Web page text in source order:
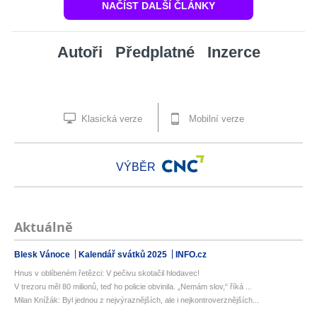
NAČÍST DALŠÍ ČLÁNKY
Autoři Předplatné Inzerce
Klasická verze Mobilní verze
VÝBĚR
Aktuálně
Blesk Vánoce Kalendář svátků 2025 INFO.cz
Hnus v oblíbeném řetězci: V pečivu skotačil hlodavec!
V trezoru měl 80 milionů, teď ho policie obvinila. „Nemám slov,“ říká ...
Milan Knížák: Byl jednou z nejvýraznějších, ale i nejkontroverznějších...